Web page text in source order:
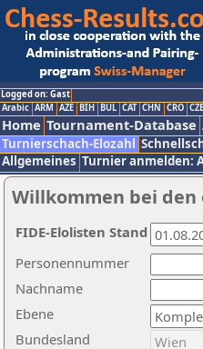
Logged on: Gast
Arabic ARM AZE BIH BUL CAT CHN CRO CZE
Home Tournament-Database
Turnierschach-Elozahl
Allgemeines Turnier anmelden:
Willkommen bei den
Nachname
Ebene
Personennummer
Bundesland
FIDE-Elolisten Stand